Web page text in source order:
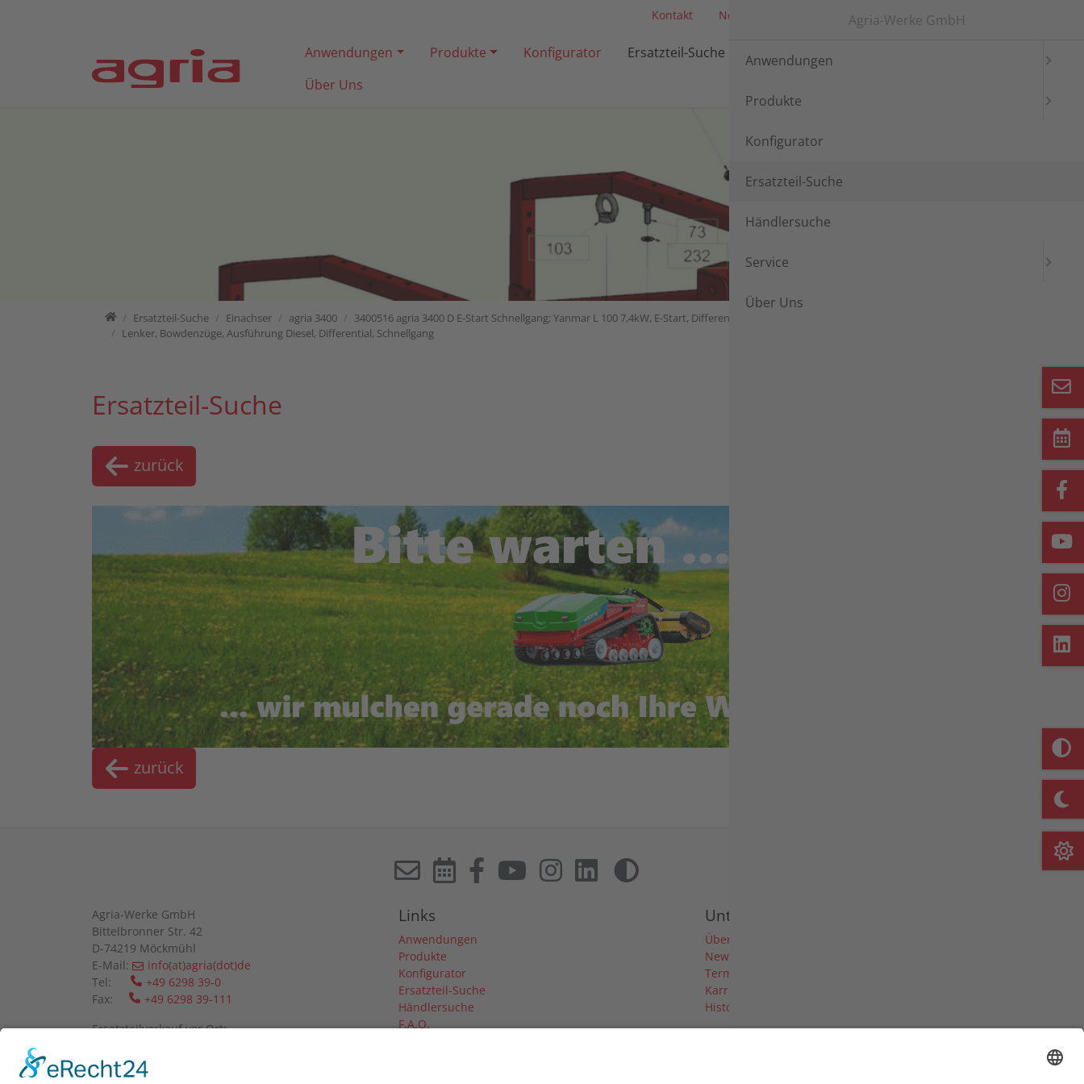
Kontakt News Login Languages
Anwendungen Produkte Konfigurator Ersatzteil-Suche Händlersuche
Über Uns
HomeErsatzteil-SucheErsatzteil-Suche
Einachser agria 3400 3400516 agria 3400 D E-Start Schnellgang; Yanmar L 100 7,4kW, E-Start, Differenzial, Trockenscheibenkuppl.
Lenker, Bowdenzüge, Ausführung Diesel, Differential, Schnellgang
Ersatzteil-Suche
zurück
zurück
Agria-Werke GmbH
Bittelbronner Str. 42
D-74219 Möckmühl
E-Mail:
info(at)agria(dot)de
Tel:
+49 6298 39-0
Fax:
+49 6298 39-111
Ersatzteilverkauf vor Ort:
Wir bitten um telefonische Anmeldung.
Links
Anwendungen
Produkte
Konfigurator
Ersatzteil-Suche
Händlersuche
F.A.Q.
Unternehmen
Über uns
News
Termine & Messen
Karriere
Historie
Agria-Werke GmbH
Anwendungen
Produkte
Konfigurator
Ersatzteil-Suche
Händlersuche
Service
Über Uns